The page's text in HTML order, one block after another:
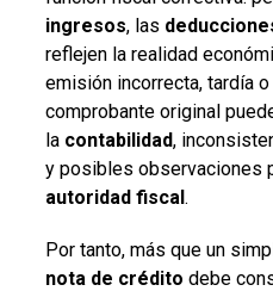
ingresos, las
reflejen la realidad
emisión incorrecta, tardía
comprobante original
la contabilidad,
y posibles observaciones
autoridad fiscal.
Por tanto, más que un
nota de crédito debe